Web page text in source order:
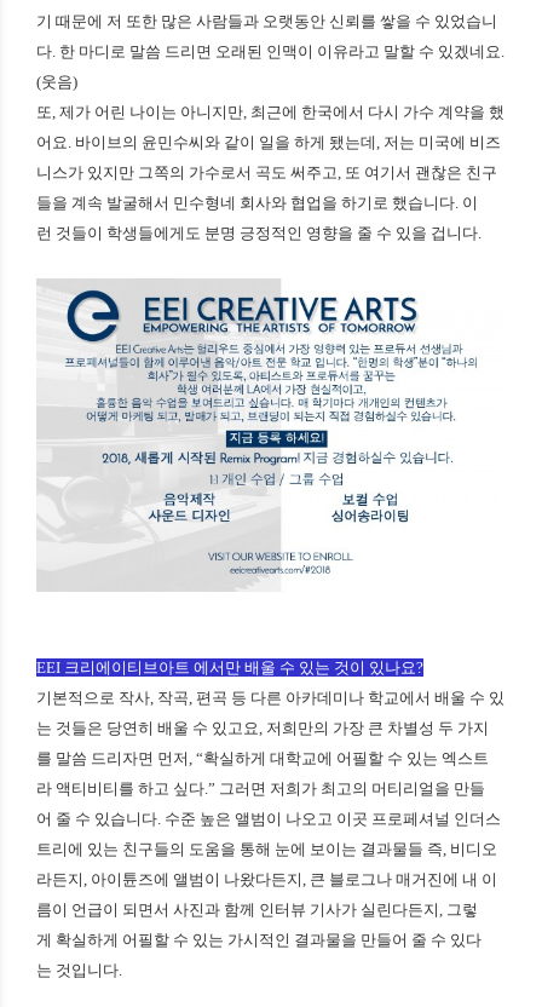
기 때문에 저 또한 많은 사람들과 오랫동안 신뢰를 쌓을 수 있었습니
다. 한 마디로 말씀 드리면 오래된 인맥이 이유라고 말할 수 있겠네요.
(웃음)
또, 제가 어린 나이는 아니지만, 최근에 한국에서 다시 가수 계약을 했
어요. 바이브의 윤민수씨와 같이 일을 하게 됐는데, 저는 미국에 비즈
니스가 있지만 그쪽의 가수로서 곡도 써주고, 또 여기서 괜찮은 친구
들을 계속 발굴해서 민수형네 회사와 협업을 하기로 했습니다. 이
런 것들이 학생들에게도 분명 긍정적인 영향을 줄 수 있을 겁니다.
EEI 크리에이티브아트 에서만 배울 수 있는 것이 있나요?
기본적으로 작사, 작곡, 편곡 등 다른 아카데미나 학교에서 배울 수 있
는 것들은 당연히 배울 수 있고요, 저희만의 가장 큰 차별성 두 가지
를 말씀 드리자면 먼저, “확실하게 대학교에 어필할 수 있는 엑스트
라 액티비티를 하고 싶다.” 그러면 저희가 최고의 머티리얼을 만들
어 줄 수 있습니다. 수준 높은 앨범이 나오고 이곳 프로페셔널 인더스
트리에 있는 친구들의 도움을 통해 눈에 보이는 결과물들 즉, 비디오
라든지, 아이튠즈에 앨범이 나왔다든지, 큰 블로그나 매거진에 내 이
름이 언급이 되면서 사진과 함께 인터뷰 기사가 실린다든지, 그렇
게 확실하게 어필할 수 있는 가시적인 결과물을 만들어 줄 수 있다
는 것입니다.